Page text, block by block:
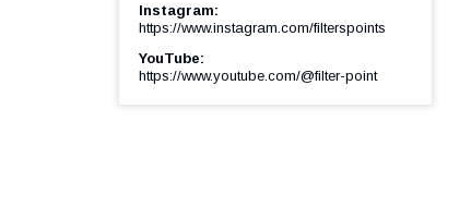
Instagram
https://www.instagram.com/filterspoints
YouTube
https://www.youtube.com/@filter-point